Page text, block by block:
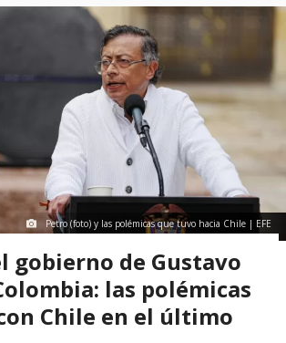
Petro (foto) y las polémicas que tuvo hacia Chile | EFE
gobierno de Gustavo
las polémicas
Chile en el último